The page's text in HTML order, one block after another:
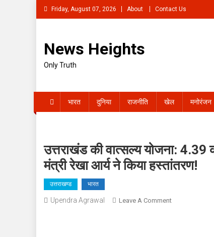
Skip
to
Friday, August 07, 2026 About Contact Us
News Heights
Only Truth
भारत दुनिया राजनीति खेल मनोरंजन
उत्तराखंड की वात्सल्य योजना: 4.39
मंत्री रेखा आर्य ने किया हस्तांतरण!
उत्तराखण्ड भारत
Upendra Agrawal Leave A CommentOn